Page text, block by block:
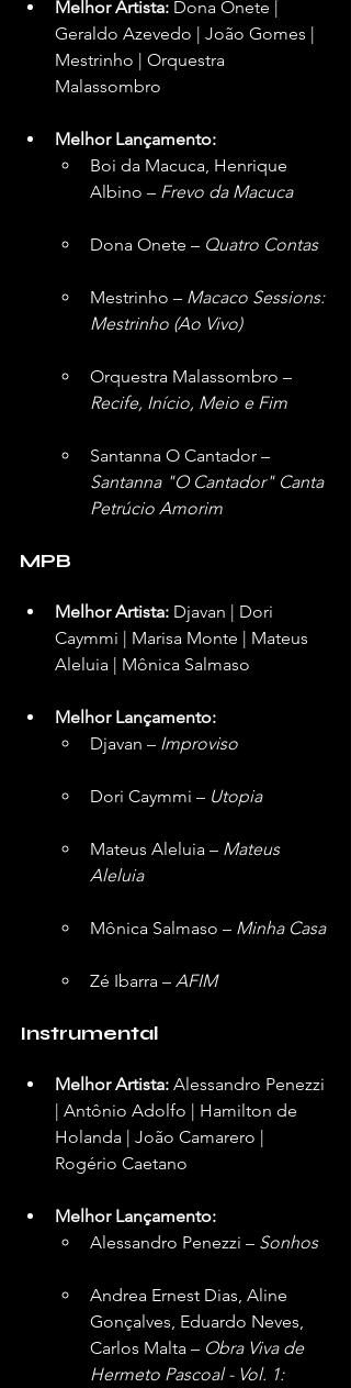
Melhor Artista: Dona Onete |
Geraldo Azevedo | João Gomes |
Mestrinho | Orquestra
Malassombro
Melhor Lançamento:
Boi da Macuca, Henrique
Albino – Frevo da Macuca
Dona Onete – Quatro Contas
Mestrinho – Macaco Sessions:
Mestrinho (Ao Vivo)
Orquestra Malassombro –
Recife, Início, Meio e Fim
Santanna O Cantador –
Santanna "O Cantador" Canta
Petrúcio Amorim
MPB
Melhor Artista: Djavan | Dori
Caymmi | Marisa Monte | Mateus
Aleluia | Mônica Salmaso
Melhor Lançamento:
Djavan – Improviso
Dori Caymmi – Utopia
Mateus Aleluia – Mateus
Aleluia
Mônica Salmaso – Minha Casa
Zé Ibarra – AFIM
Instrumental
Melhor Artista: Alessandro Penezzi
| Antônio Adolfo | Hamilton de
Holanda | João Camarero |
Rogério Caetano
Melhor Lançamento:
Alessandro Penezzi – Sonhos
Andrea Ernest Dias, Aline
Gonçalves, Eduardo Neves,
Carlos Malta – Obra Viva de
Hermeto Pascoal - Vol. 1: